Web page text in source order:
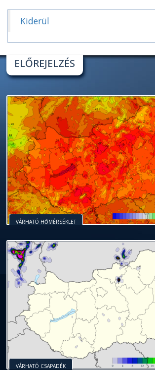
Kiderül
ELŐREJELZÉS
VÁRHATÓ HŐMÉRSÉKLET
VÁRHATÓ CSAPADÉK